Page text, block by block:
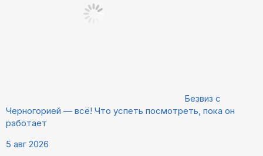
Безвиз с
Черногорией — всё! Что успеть посмотреть, пока он
работает
5 авг 2026